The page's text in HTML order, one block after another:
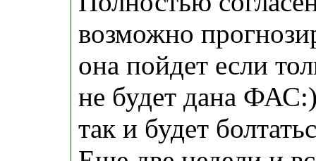
возможно
она пойдет если
не будет дана
так и будет